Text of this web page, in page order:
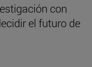
con
el futuro de